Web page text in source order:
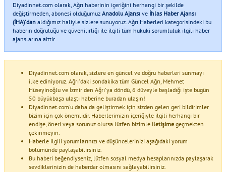
Diyadinnet.com olarak, Ağrı haberinin içeriğini herhangi bir şekilde
değiştirmeden, abonesi olduğumuz Anadolu Ajansı ve İhlas Haber Ajansı
(İHA)'dan aldığımız haliyle sizlere sunuyoruz. Ağrı Haberleri kategorisindeki bu
haberin doğruluğu ve güvenilirliği ile ilgili tüm hukuki sorumluluk ilgili haber
ajanslarına aittir..
Diyadinnet.com olarak, sizlere en güncel ve doğru haberleri sunmayı
ilke ediniyoruz. Ağrı'daki sondakika tüm Güncel Ağrı, Mehmet
Hüseyinoğlu ve İzmir'den Ağrı'ya döndü, 6 düveyle başladığı işte bugün
50 büyükbaşa ulaştı haberine buradan ulaşın!
Diyadinnet.com'u daha da geliştirmek için sizden gelen geri bildirimler
bizim için çok önemlidir. Haberlerimizin içeriğiyle ilgili herhangi bir
endişe, öneri veya sorunuz olursa lütfen bizimle iletişime geçmekten
çekinmeyin.
Haberle ilgili yorumlarınızı ve düşüncelerinizi aşağıdaki yorum
bölümünde paylaşabilirsiniz.
Bu haberi beğendiyseniz, lütfen sosyal medya hesaplarınızda paylaşarak
sevdiklerinizin de haberdar olmasını sağlayabilirsiniz.